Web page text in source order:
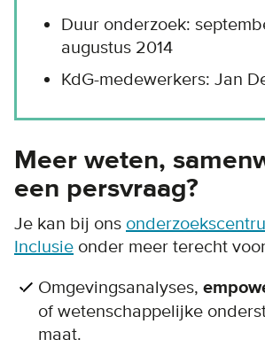
Duur onderzoek:
augustus 2014
KdG-medewerkers: Jan
Meer weten,
een persvraag?
Je kan bij ons
Inclusie onder meer terecht
Omgevingsanalyses,
of wetenschappelijke
maat.